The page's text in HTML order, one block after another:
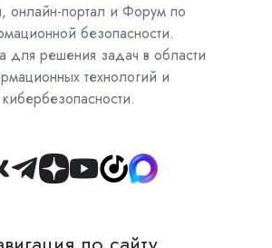
онлайн-портал и Форум по
безопасности.
для решения задач в области
технологий и
кибербезопасности.
Join